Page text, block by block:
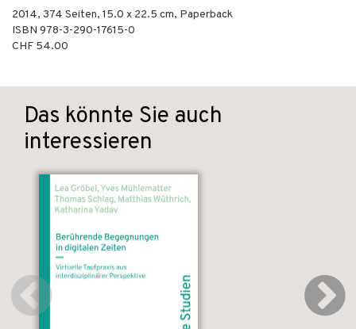
2014, 374 Seiten, 15.0 x 22.5 cm, Paperback
ISBN 978-3-290-17615-0
CHF 54.00
Das könnte Sie auch
interessieren